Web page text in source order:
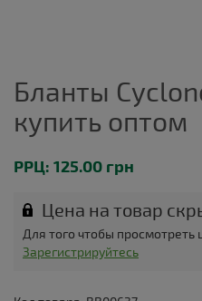
Бланты
купить оптом
РРЦ: 125.00 грн
Цена на товар
Для того чтобы просмотреть
Зарегистрируйтесь